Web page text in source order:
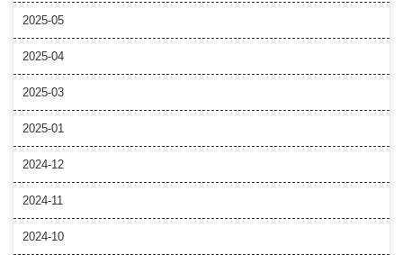
2025-05
2025-04
2025-03
2025-01
2024-12
2024-11
2024-10